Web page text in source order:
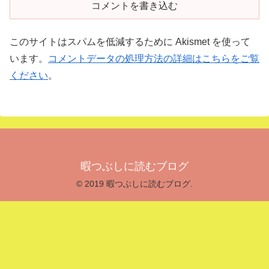
コメントを書き込む
このサイトはスパムを低減するために Akismet を使って
います。
コメントデータの処理方法の詳細はこちらをご覧
ください。
暇つぶしに読むブログ
© 2019 暇つぶしに読むブログ.